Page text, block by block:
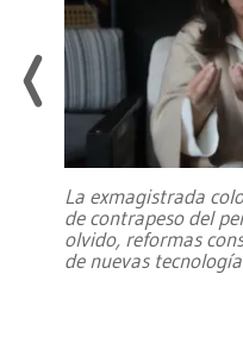
La exmagistrada
de contrapeso del
olvido, reformas
de nuevas